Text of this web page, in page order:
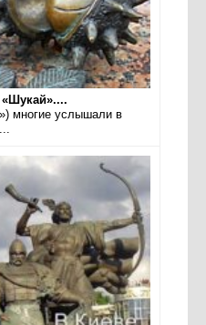
«Шукай»....
многие услышали в